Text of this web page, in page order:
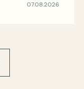
07.08.2026